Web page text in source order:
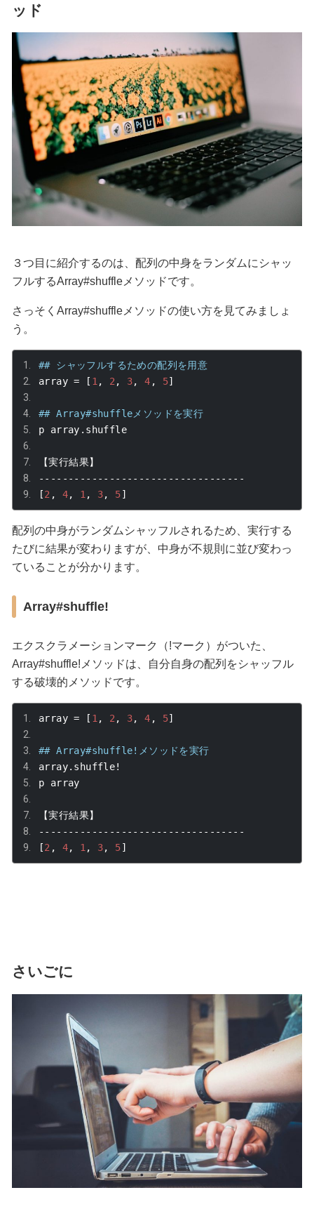
ッド
３つ目に紹介するのは、配列の中身をランダムにシャッ
フルするArray#shuffleメソッドです。
さっそく Array#shuffleメソッドの使い方を見てみましょ
う。
## シャッフルするための配列を用意
array = [ 1 , 2 , 3, 4 , 5]
## Array#shuffleメソッドを実行
p array . shuffle
【実行結果】
-----------------------------------
[2 , 4, 1 , 3, 5]
配列の中身がランダムシャッフルされるため、実行する
たびに結果が変わりますが、中身が不規則に並び変わっ
ていることが分かります。
Array#shuffle!
エクスクラメーションマーク（!マーク）がついた、
Array#shuffle! メソッドは、自分自身の配列をシャッフル
する破壊的メソッドです。
array = [ 1 , 2 , 3, 4 , 5]
## Array#shuffle!メソッドを実行
array. shuffle!
p array
【実行結果】
-----------------------------------
[2 , 4, 1 , 3, 5]
さいごに